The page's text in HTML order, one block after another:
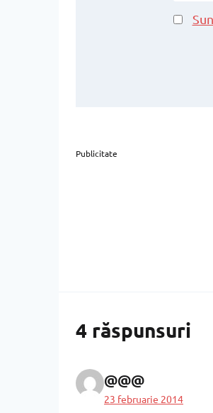
Publicitate
4 răspunsuri
@@@
23 februarie 2014